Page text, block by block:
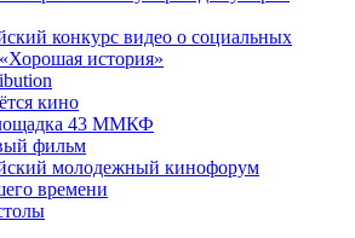
конкурс видео о социальных
история»
кино
43 ММКФ
фильм
молодежный кинофорум
времени